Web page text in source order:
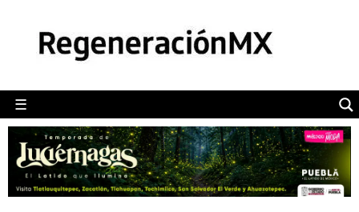
☰
POLÍTICA
CAMALEÓN
OPINIÓN
DEPORTES